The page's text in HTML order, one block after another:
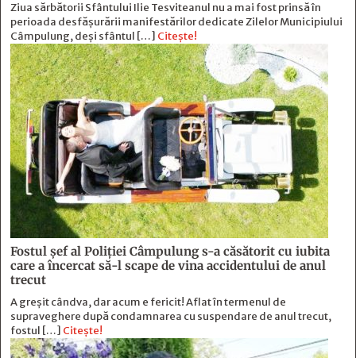
Ziua sărbătorii Sfântului Ilie Tesviteanul nu a mai fost prinsă în
perioada desfășurării manifestărilor dedicate Zilelor Municipiului
Câmpulung, deși sfântul […] Citește!
Fostul şef al Poliţiei Câmpulung s-a căsătorit cu iubita
care a încercat să-l scape de vina accidentului de anul
trecut
A greșit cândva, dar acum e fericit! Aflat în termenul de
supraveghere după condamnarea cu suspendare de anul trecut,
fostul […] Citește!